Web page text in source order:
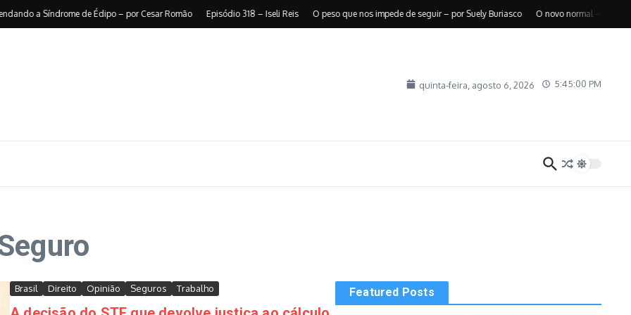
a Síndrome de Édipo – por Cesar Romão Episódio 318 – Iseli Reis O peso que nos impede de seguir – por Suely Buriasco O novo normal – por
quinta-feira, agosto 6, 2026 5:45:01 PM
Brasil Direito Opinião Seguros Trabalho Featured Posts